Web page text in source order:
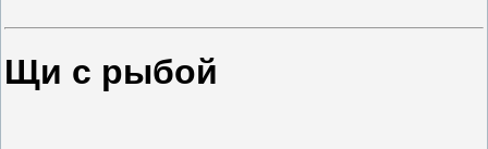
Щи с рыбой